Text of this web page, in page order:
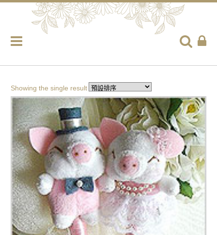
Showing the single result